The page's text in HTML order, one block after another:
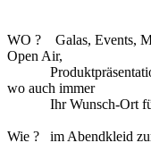
WO ? Galas, Events,
Open Air,
wo auch immer
Ihr Wunsch-Ort für
Wie ? im Abendkleid